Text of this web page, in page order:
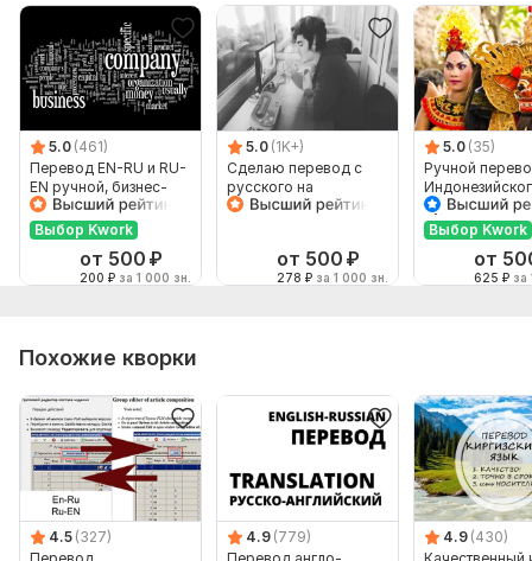
5.0 (461)
Перевод EN-RU и RU-
EN ручной, бизнес-
английский
Выбор Kwork
от 500 ₽
200 ₽ за 1 000 зн.
5.0 (1K+)
Сделаю перевод с
русского на
английский и
от 500 ₽
278 ₽ за 1 000 зн.
5.0 (35)
Ручной
Русский и
Выбор Kwork
от
625 ₽ за
Похожие кворки
4.5 (327)
4.9 (779)
4.9 (430)